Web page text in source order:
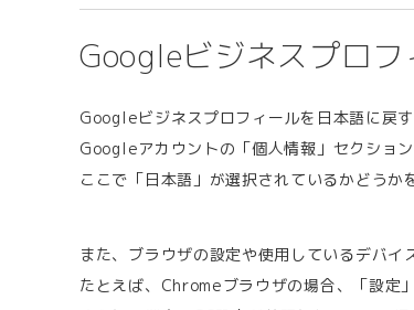
Googleビジネスプロ
Googleビジネスプロフィールを日本語に戻
Googleアカウントの「個人情報」セクショ
ここで「日本語」が選択されているかどうか
また、ブラウザの設定や使用しているデバイ
たとえば、Chromeブラウザの場合、「設定